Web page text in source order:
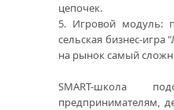
цепочек.
5. Игровой модуль:
сельская бизнес-игра
на рынок самый
SMART-школа
предпринимателям,